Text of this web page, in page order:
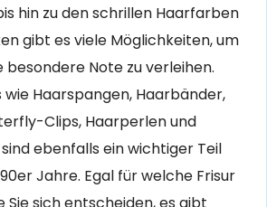
hin zu den schrillen Haarfarben
gibt es viele Möglichkeiten, um
besondere Note zu verleihen.
wie Haarspangen, Haarbänder,
Clips, Haarperlen und
ebenfalls ein wichtiger Teil
Jahre. Egal für welche Frisur